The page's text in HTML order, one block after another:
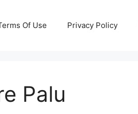
Of Use Privacy Policy
Palu